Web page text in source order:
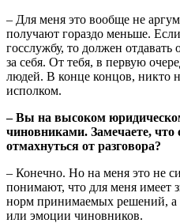
– Для меня это вообще не
получают гораздо меньше.
госслужбу, то должен отдавать
за себя. От тебя, в первую
людей. В конце концов, никто
исполком.
– Вы на высоком
чиновниками. Замечаете, что
отмахнуться от разговора?
– Конечно. Но на меня это не
понимают, что для меня имеет
норм принимаемых решений, а
или эмоции чиновников.